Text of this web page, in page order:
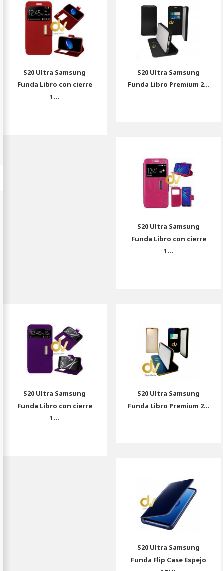
S20 Ultra Samsung
Funda Libro con cierre
1...
S20 Ultra Samsung
Funda Libro Premium 2...
S20 Ultra Samsung
Funda Libro con cierre
1...
S20 Ultra Samsung
Funda Libro con cierre
1...
S20 Ultra Samsung
Funda Libro Premium 2...
S20 Ultra Samsung
Funda Flip Case Espejo